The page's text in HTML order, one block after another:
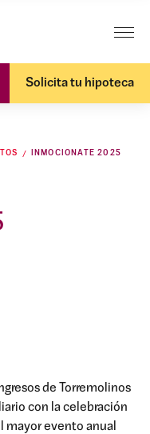
Solicita tu hipoteca
INMOCIONATE 2025
de Torremolinos
con la celebración
mayor evento anual